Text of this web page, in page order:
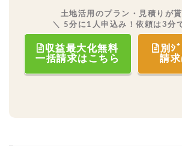
土地活用のプラン・見積りが貰
＼ 5分に1人申込み！依頼は3分
収益最大化無料
一括請求はこちら
別ｼ
請